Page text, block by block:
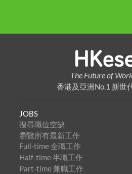
The Future of
香港及亞洲No.1 新世
JOBS
搜尋職位空缺
瀏覽所有最新工作
Full-time 全職工作
Half-time 半職工作
Part-time 兼職工作